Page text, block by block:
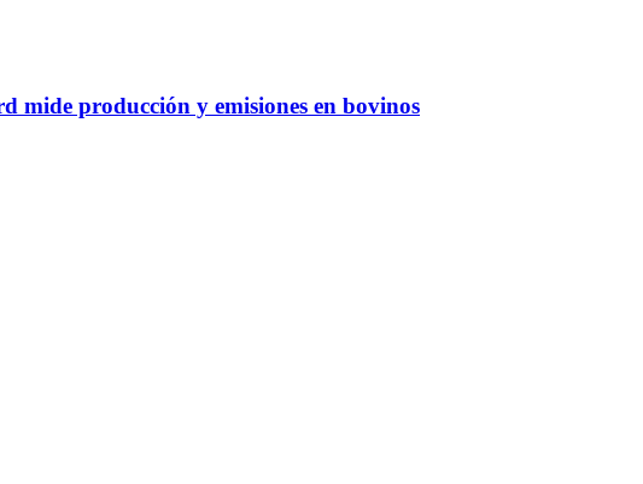
mide producción y emisiones en bovinos